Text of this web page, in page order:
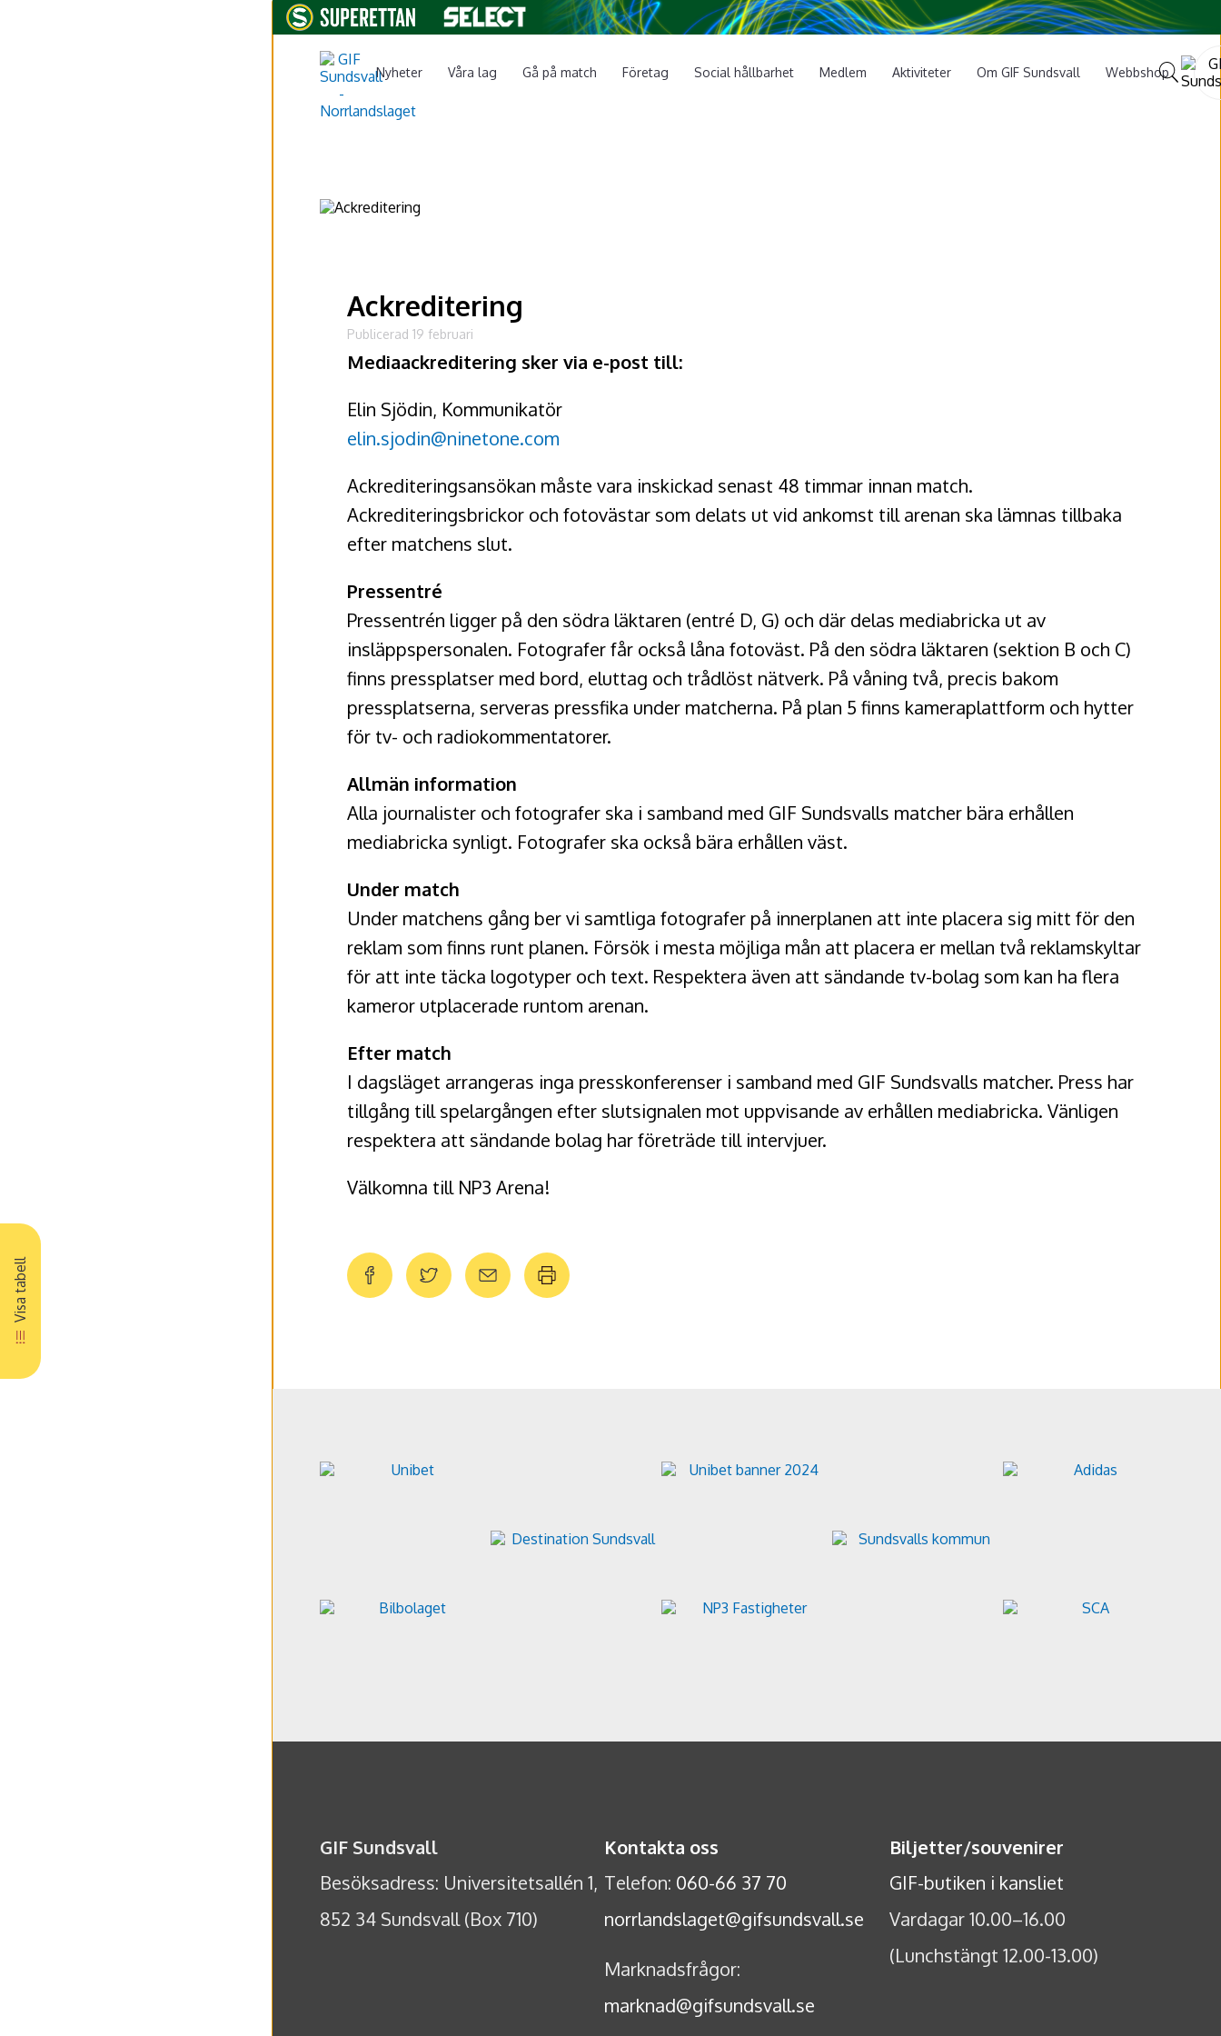
Visa tabell
Nyheter Våra lag Gå på match Företag Social hållbarhet Medlem Aktiviteter Om GIF Sundsvall Webbshop
Ackreditering
Publicerad 19 februari
Mediaackreditering sker via e-post till:
Elin Sjödin, Kommunikatör
elin.sjodin@ninetone.com
Ackrediteringsansökan måste vara inskickad senast 48 timmar innan match.
Ackrediteringsbrickor och fotovästar som delats ut vid ankomst till arenan ska lämnas tillbaka
efter matchens slut.
Pressentré
Pressentrén ligger på den södra läktaren (entré D, G) och där delas mediabricka ut av
insläppspersonalen. Fotografer får också låna fotoväst. På den södra läktaren (sektion B och C)
finns pressplatser med bord, eluttag och trådlöst nätverk. På våning två, precis bakom
pressplatserna, serveras pressfika under matcherna. På plan 5 finns kameraplattform och hytter
för tv- och radiokommentatorer.
Allmän information
Alla journalister och fotografer ska i samband med GIF Sundsvalls matcher bära erhållen
mediabricka synligt. Fotografer ska också bära erhållen väst.
Under match
Under matchens gång ber vi samtliga fotografer på innerplanen att inte placera sig mitt för den
reklam som finns runt planen. Försök i mesta möjliga mån att placera er mellan två reklamskyltar
för att inte täcka logotyper och text. Respektera även att sändande tv-bolag som kan ha flera
kameror utplacerade runtom arenan.
Efter match
I dagsläget arrangeras inga presskonferenser i samband med GIF Sundsvalls matcher. Press har
tillgång till spelargången efter slutsignalen mot uppvisande av erhållen mediabricka. Vänligen
respektera att sändande bolag har företräde till intervjuer.
Välkomna till NP3 Arena!
GIF Sundsvall
Besöksadress: Universitetsallén 1,
852 34 Sundsvall (Box 710)
Kontakta oss
Telefon: 060-66 37 70
norrlandslaget@gifsundsvall.se
Marknadsfrågor:
marknad@gifsundsvall.se
Biljetter/souvenirer
GIF-butiken i kansliet
Vardagar 10.00–16.00
(Lunchstängt 12.00-13.00)